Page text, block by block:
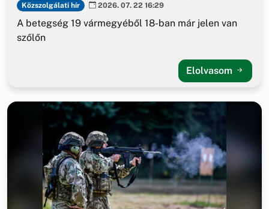
Közszolgálati hír 2026. 07. 22 16:29
A betegség 19 vármegyéből 18-ban már jelen van
szőlőn
Elolvasom